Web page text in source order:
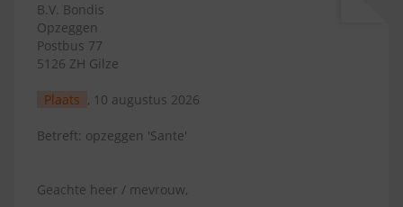
B.V. Bondis
Opzeggen
Postbus 77
5126 ZH Gilze
Plaats , 10 augustus 2026
Betreft: opzeggen 'Sante'
Geachte heer / mevrouw,